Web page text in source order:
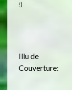
!)
Illu de
Couverture: